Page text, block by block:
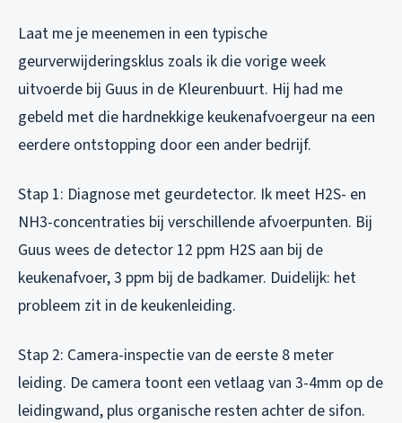
Laat me je meenemen in een typische
geurverwijderingsklus zoals ik die vorige week
uitvoerde bij Guus in de Kleurenbuurt. Hij had me
gebeld met die hardnekkige keukenafvoergeur na een
eerdere ontstopping door een ander bedrijf.
Stap 1: Diagnose met geurdetector. Ik meet H2S- en
NH3-concentraties bij verschillende afvoerpunten. Bij
Guus wees de detector 12 ppm H2S aan bij de
keukenafvoer, 3 ppm bij de badkamer. Duidelijk: het
probleem zit in de keukenleiding.
Stap 2: Camera-inspectie van de eerste 8 meter
leiding. De camera toont een vetlaag van 3-4mm op de
leidingwand, plus organische resten achter de sifon.